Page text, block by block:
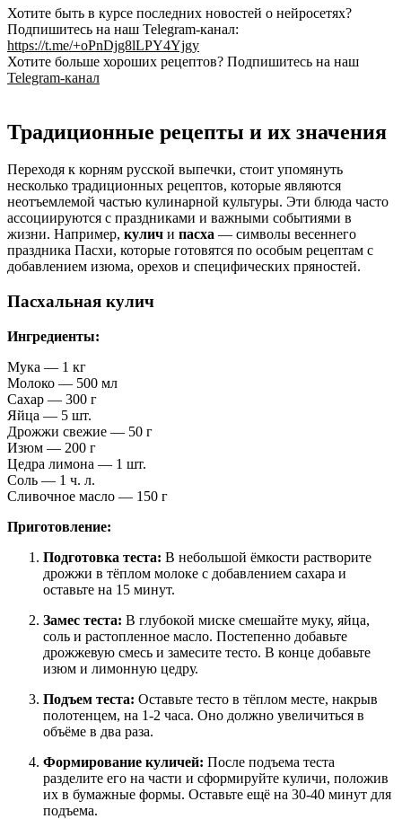
Хотите быть в курсе последних новостей о нейросетях?
Подпишитесь на наш Telegram-канал:
https://t.me/+oPnDjg8lLPY4Yjgy
Хотите больше хороших рецептов? Подпишитесь на наш
Telegram-канал
Традиционные рецепты и их значения
Переходя к корням русской выпечки, стоит упомянуть
несколько традиционных рецептов, которые являются
неотъемлемой частью кулинарной культуры. Эти блюда часто
ассоциируются с праздниками и важными событиями в
жизни. Например, кулич и пасха — символы весеннего
праздника Пасхи, которые готовятся по особым рецептам с
добавлением изюма, орехов и специфических пряностей.
Пасхальная кулич
Ингредиенты:
Мука — 1 кг
Молоко — 500 мл
Сахар — 300 г
Яйца — 5 шт.
Дрожжи свежие — 50 г
Изюм — 200 г
Цедра лимона — 1 шт.
Соль — 1 ч. л.
Сливочное масло — 150 г
Приготовление:
Подготовка теста: В небольшой ёмкости растворите
дрожжи в тёплом молоке с добавлением сахара и
оставьте на 15 минут.
Замес теста: В глубокой миске смешайте муку, яйца,
соль и растопленное масло. Постепенно добавьте
дрожжевую смесь и замесите тесто. В конце добавьте
изюм и лимонную цедру.
Подъем теста: Оставьте тесто в тёплом месте, накрыв
полотенцем, на 1-2 часа. Оно должно увеличиться в
объёме в два раза.
Формирование куличей: После подъема теста
разделите его на части и сформируйте куличи, положив
их в бумажные формы. Оставьте ещё на 30-40 минут для
подъема.